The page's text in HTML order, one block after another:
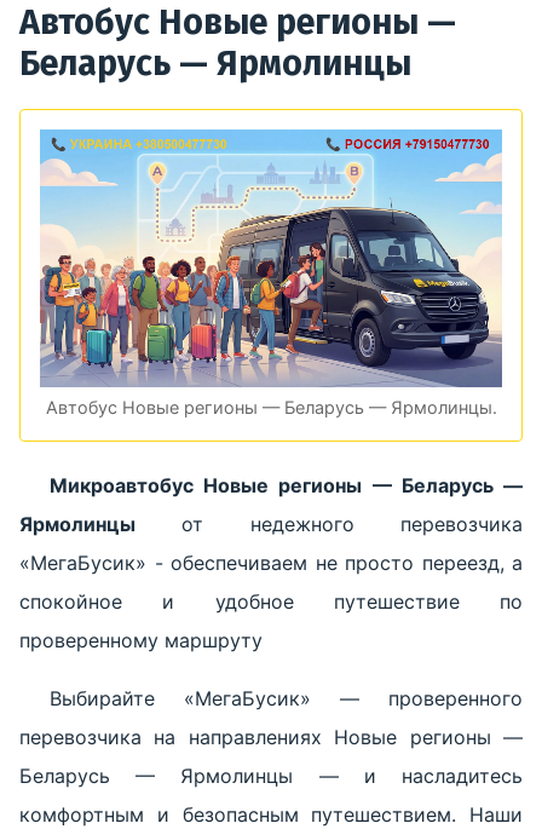
Автобус Новые регионы —
Беларусь — Ярмолинцы
Автобус Новые регионы — Беларусь — Ярмолинцы.
Микроавтобус Новые регионы — Беларусь —
Ярмолинцы от недежного перевозчика
«МегаБусик» - обеспечиваем не просто переезд, а
спокойное и удобное путешествие по
проверенному маршруту
Выбирайте «МегаБусик» — проверенного
перевозчика на направлениях Новые регионы —
Беларусь — Ярмолинцы — и насладитесь
комфортным и безопасным путешествием. Наши